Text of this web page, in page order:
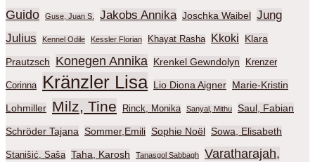
Guido
Guse, Juan S. Jakobs Annika Joschka Waibel Jung
Julius
Kennel Odile Kessler Florian Khayat Rasha Kkoki Klara
Prautzsch Konegen Annika Krenkel Gewndolyn Krenzer
Corinna Kränzler Lisa Lio Diona Aigner Marie-Kristin
Lohmiller Milz, Tine Rinck, Monika Sanyal, Mithu Saul, Fabian
Schröder Tajana Sommer,Emili Sophie Noël Sowa, Elisabeth
Stanišić, Saša Taha, Karosh Tanasgol Sabbagh
Varatharajah,